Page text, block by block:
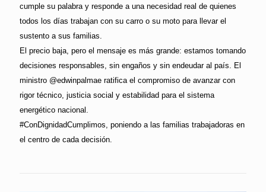
cumple su palabra y responde a una necesidad real de quienes
todos los días trabajan con su carro o su moto para llevar el
sustento a sus familias.
El precio baja, pero el mensaje es más grande: estamos tomando
decisiones responsables, sin engaños y sin endeudar al país. El
ministro @edwinpalmae ratifica el compromiso de avanzar con
rigor técnico, justicia social y estabilidad para el sistema
energético nacional.
#ConDignidadCumplimos, poniendo a las familias trabajadoras en
el centro de cada decisión.